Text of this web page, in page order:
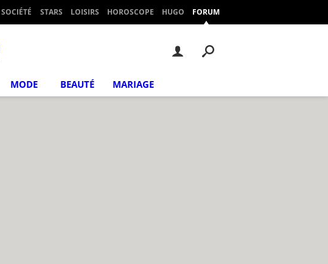
SOCIÉTÉ STARS LOISIRS HOROSCOPE HUGO FORUM
MODE BEAUTÉ MARIAGE